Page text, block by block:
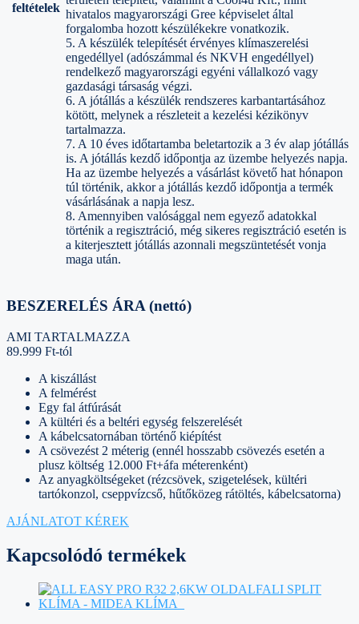
feltételek hivatalos magyarországi Gree képviselet által
forgalomba hozott készülékekre vonatkozik.
5. A készülék telepítését érvényes klímaszerelési
engedéllyel (adószámmal és NKVH engedéllyel)
rendelkező magyarországi egyéni vállalkozó vagy
gazdasági társaság végzi.
6. A jótállás a készülék rendszeres karbantartásához
kötött, melynek a részleteit a kezelési kézikönyv
tartalmazza.
7. A 10 éves időtartamba beletartozik a 3 év alap jótállás
is. A jótállás kezdő időpontja az üzembe helyezés napja.
Ha az üzembe helyezés a vásárlást követő hat hónapon
túl történik, akkor a jótállás kezdő időpontja a termék
vásárlásának a napja lesz.
8. Amennyiben valósággal nem egyező adatokkal
történik a regisztráció, még sikeres regisztráció esetén is
a kiterjesztett jótállás azonnali megszüntetését vonja
maga után.
BESZERELÉS ÁRA (nettó)
AMI TARTALMAZZA
89.999 Ft-tól
A kiszállást
A felmérést
Egy fal átfúrását
A kültéri és a beltéri egység felszerelését
A kábelcsatornában történő kiépítést
A csövezést 2 méterig (ennél hosszabb csövezés esetén a
plusz költség 12.000 Ft+áfa méterenként)
Az anyagköltségeket (rézcsövek, szigetelések, kültéri
tartókonzol, cseppvízcső, hűtőközeg rátöltés, kábelcsatorna)
AJÁNLATOT KÉREK
Kapcsolódó termékek